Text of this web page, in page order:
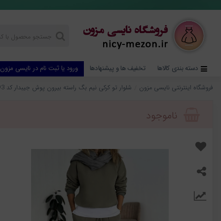
دسته بندی کالاها تخفیف ها و پیشنهادها ورود یا ثبت نام در نایسی مزون
فروشگاه اینترنتی نایسی مزون شلوار تو کرکی نیم بگ راسته بیرون پوش جیبدار کد 793
ناموجود